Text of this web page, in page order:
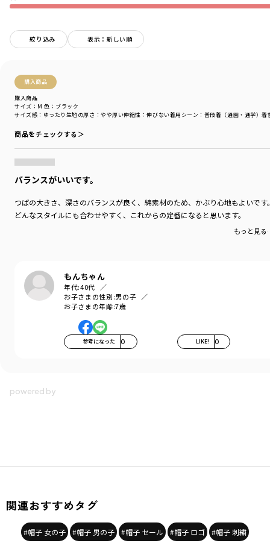
絞り込み 表示：新しい順
購入商品
購入商品
サイズ感 ：ゆったり 生地の厚さ ：やや厚い伸縮性 ：伸びない着用シーン ：普段着（通園・通学）着
サイズ：M 色：ブラック
商品をチェックする＞
バランスがいいです。
つばの大きさ、深さのバランスが良く、綿素材のため、かぶり心地もよいです
どんなスタイルにも合わせやすく、これからの定番になると思います。
もっと見
もんちゃん
年代:40代
お子さまの性別:男の子
お子さまの年齢:7歳
参考になった 0 LIKE! 0
毎日つきあいたい、ともだちのようなデニムも。
鳥のように自由に、花唄を口ずさむように服と遊ぶ、
おしゃれなこどものデニムクローゼット。
ブランド
カテゴリ
カラー
／ ブルー
商品番号
／17-5265-026
関連おすすめタグ
#帽子 女の子 #帽子 男の子 #帽子 セール #帽子 ロゴ #帽子 刺繍